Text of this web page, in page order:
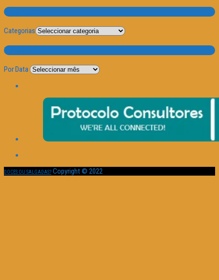
Categorias
Categorias
Por Data
Por Data
DOCES OU SALGADAS? Copyright © 2022